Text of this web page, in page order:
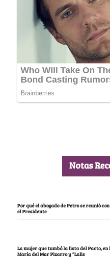
Notas
Por qué el abogado de Petro se reunió
el Presidente
La mujer que tumbó la lista del Pacto,
María del Mar Pizarro y “Lalis